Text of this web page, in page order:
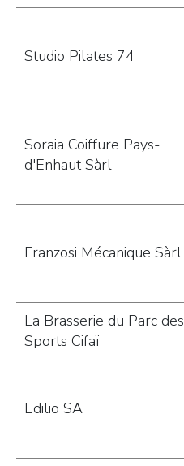
Studio Pilates 74
Soraia Coiffure Pays-
d'Enhaut Sàrl
Franzosi Mécanique Sàrl
La Brasserie du Parc des
Sports Cifaï
Edilio SA